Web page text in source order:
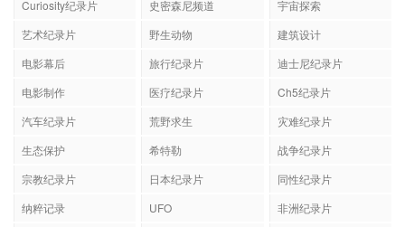
Curiosity纪录片 史密森尼频道
宇宙探索
艺术纪录片
野生动物
建筑设计
电影幕后
旅行纪录片
迪士尼纪录片
电影制作
医疗纪录片
Ch5纪录片
汽车纪录片
荒野求生
灾难纪录片
生态保护
希特勒
战争纪录片
宗教纪录片
日本纪录片
同性纪录片
纳粹记录
UFO
非洲纪录片